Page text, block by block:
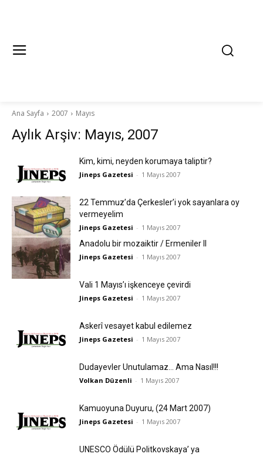
Ana Sayfa 2007 Mayıs
Aylık Arşiv: Mayıs, 2007
Kim, kimi, neyden korumaya taliptir?
Jineps Gazetesi - 1 Mayıs 2007
22 Temmuz’da Çerkesler’i yok sayanlara oy
vermeyelim
Jineps Gazetesi - 1 Mayıs 2007
Anadolu bir mozaiktir / Ermeniler II
Jineps Gazetesi - 1 Mayıs 2007
Vali 1 Mayıs’ı işkenceye çevirdi
Jineps Gazetesi - 1 Mayıs 2007
Askerî vesayet kabul edilemez
Jineps Gazetesi - 1 Mayıs 2007
Dudayevler Unutulamaz… Ama Nasıl!!!
Volkan Düzenli - 1 Mayıs 2007
Kamuoyuna Duyuru, (24 Mart 2007)
Jineps Gazetesi - 1 Mayıs 2007
UNESCO Ödülü Politkovskaya’ ya